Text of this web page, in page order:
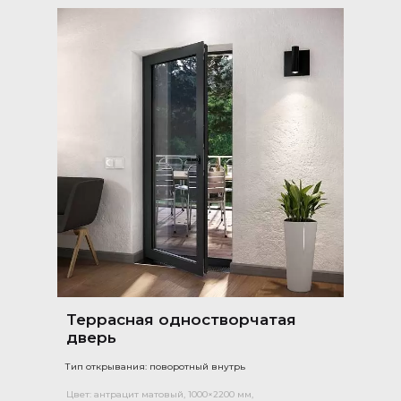
Террасная одностворчатая
дверь
Тип открывания: поворотный внутрь
Цвет: антрацит матовый, 1000×2200 мм,